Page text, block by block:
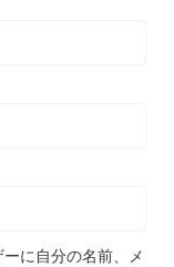
に自分の名前、メ